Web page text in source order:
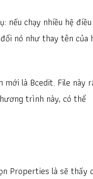
nếu chạy nhiều hệ điều
nó như thay tên của
mới là Bcedit. File này
trình này, có thể
Properties là sẽ thấy